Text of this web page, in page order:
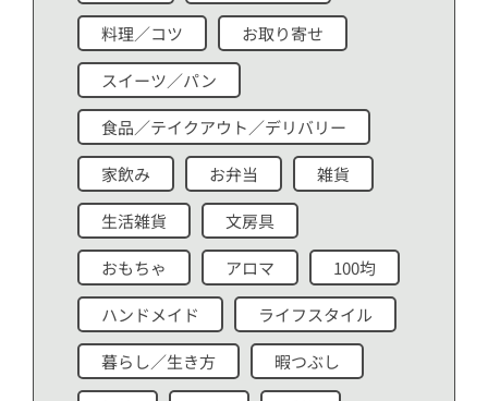
料理／コツ お取り寄せ
スイーツ／パン
食品／テイクアウト／デリバリー
家飲み お弁当 雑貨
生活雑貨 文房具
おもちゃ アロマ 100均
ハンドメイド ライフスタイル
暮らし／生き方 暇つぶし